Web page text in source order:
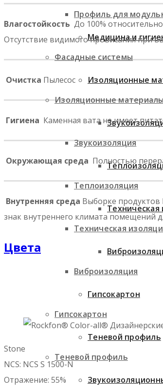
Профиль для
Фасадные системы
Изоляционные
Звукоизоляция
Теплоизоляция
Техническая
Виброизоляция
Гипсокартон
Теневой профиль
Медицина и
Изоляционные
Техническая
Гипсокартон
Теневой профиль
Влагостойкость До 100%
Отсутствие видимого провисания при
Очистка Пылесос
Гигиена Каменная вата не имеет
Окружающая среда Полностью
Внутренняя среда Выборке продуктов
знак внутреннего климата помещений
Цвета
Stone
NCS: NCS S 1500-N
Отражение: 55%